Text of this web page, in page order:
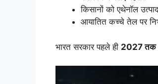
किसानों को एथेनॉल
आयातित कच्चे तेल पर
भारत सरकार पहले ही 2027 तक